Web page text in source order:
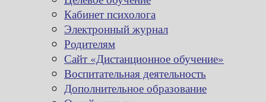
Кабинет психолога
Электронный журнал
Родителям
Сайт «Дистанционное обучение»
Воспитательная деятельность
Дополнительное образование